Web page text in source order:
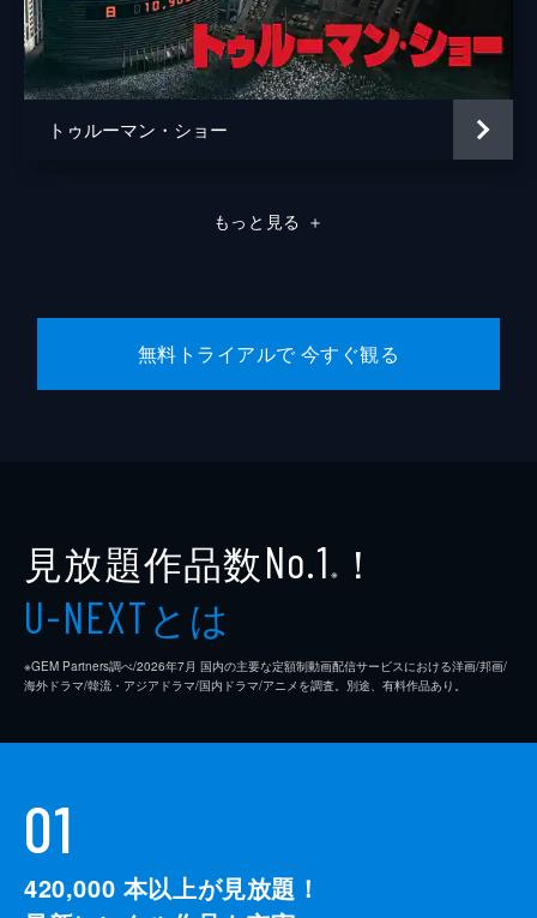
トゥルーマン・ショー
もっと見る ＋
無料トライアルで 今すぐ観る
見放題作品数No.1 ※ ！
U-NEXTとは
※GEM Partners調べ/2026年7⽉ 国内の主要な定額制動画配信サービスにおける洋画/邦画/
海外ドラマ/韓流・アジアドラマ/国内ドラマ/アニメを調査。別途、有料作品あり。
01
420,000 本以上が見放題！